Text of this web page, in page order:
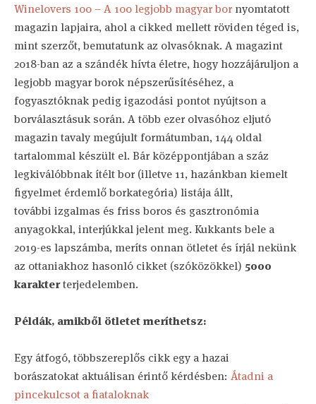
Winelovers 100 – A 100 legjobb magyar bor nyomtatott
magazin lapjaira, ahol a cikked mellett röviden téged is,
mint szerzőt, bemutatunk az olvasóknak. A magazint
2018-ban az a szándék hívta életre, hogy hozzájáruljon a
legjobb magyar borok népszerűsítéséhez, a
fogyasztóknak pedig igazodási pontot nyújtson a
borválasztásuk során. A több ezer olvasóhoz eljutó
magazin tavaly megújult formátumban, 144 oldal
tartalommal készült el. Bár középpontjában a száz
legkiválóbbnak ítélt bor (illetve 11, hazánkban kiemelt
figyelmet érdemlő borkategória) listája állt,
további izgalmas és friss boros és gasztronómia
anyagokkal, interjúkkal jelent meg. Kukkants bele a
2019-es lapszámba, meríts onnan ötletet és írjál nekünk
az ottaniakhoz hasonló cikket (szóközökkel) 5000
karakterterjedelemben.
Példák, amikből ötletet meríthetsz:
Egy átfogó, többszereplős cikk egy a hazai
borászatokat aktuálisan érintő kérdésben: Átadni a
pincekulcsot a fiataloknak